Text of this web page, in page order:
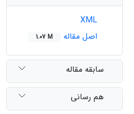
اصل مقاله
1.07 M
سابقه مقاله
هم رسانی